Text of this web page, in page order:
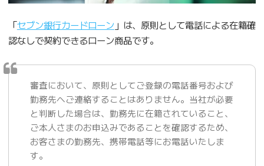
「セブン銀行カードローン 」は、原則として電話による在籍確
認なしで契約できるローン商品です。
審査において、原則としてご登録の電話番号および
勤務先へご連絡することはありません。当社が必要
と判断した場合は、勤務先に在籍されていること、
ご本人さまのお申込みであることを確認するため、
お客さまの勤務先、携帯電話等にお電話いたしま
す。